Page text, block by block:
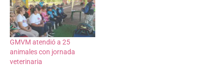
GMVM atendió a 25
animales con jornada
veterinaria